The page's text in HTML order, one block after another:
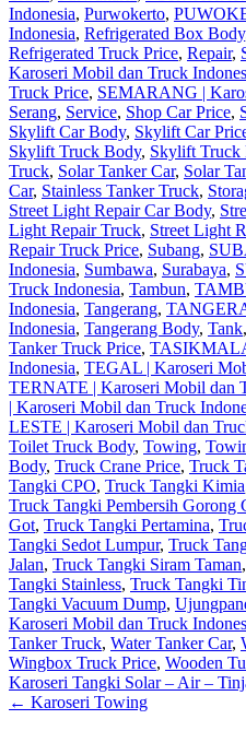
Indonesia, Purwokerto,
Indonesia, Refrigerated Box Body
Refrigerated Truck Price, Repair,
Karoseri Mobil dan Truck
Truck Price, SEMARANG |
Serang, Service, Shop Car Price,
Skylift Car Body, Skylift Car
Skylift Truck Body, Skylift Truck
Truck, Solar Tanker Car, Solar
Car, Stainless Tanker Truck,
Street Light Repair Car Body,
Light Repair Truck, Street Light
Repair Truck Price, Subang,
Indonesia, Sumbawa, Surabaya,
Truck Indonesia, Tambun,
Indonesia, Tangerang,
Indonesia, Tangerang Body, Tank,
Tanker Truck Price,
Indonesia, TEGAL | Karoseri
TERNATE | Karoseri Mobil dan
| Karoseri Mobil dan Truck
LESTE | Karoseri Mobil dan
Toilet Truck Body, Towing,
Body, Truck Crane Price, Truck
Tangki CPO, Truck Tangki Kimia
Truck Tangki Pembersih Gorong
Got, Truck Tangki Pertamina,
Tangki Sedot Lumpur, Truck
Jalan, Truck Tangki Siram Taman,
Tangki Stainless, Truck Tangki
Tangki Vacuum Dump,
Karoseri Mobil dan Truck
Tanker Truck, Water Tanker Car,
Wingbox Truck Price, Wooden
Post
navigation
Karoseri Tangki Solar – Air –
← Karoseri Towing